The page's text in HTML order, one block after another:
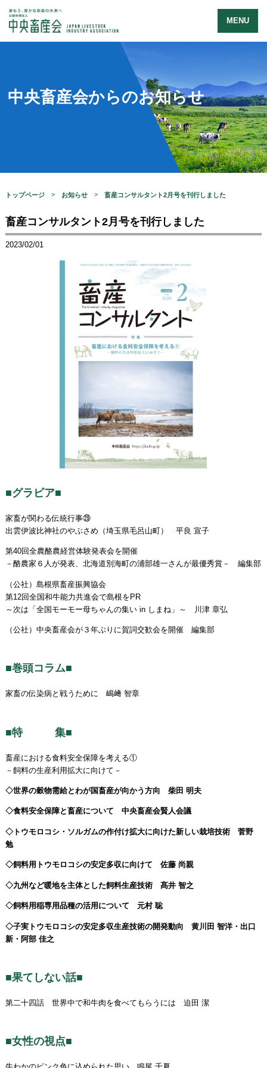
MENU
中央畜産会からのお知らせ
トップページ お知らせ 畜産コンサルタント2月号を刊行しました
畜産コンサルタント2月号を刊行しました
2023/02/01
■グラビア■
家畜が関わる伝統行事㉙
出雲伊波比神社のやぶさめ（埼玉県毛呂山町） 平良 宣子
第40回全農酪農経営体験発表会を開催
－酪農家６人が発表、北海道別海町の浦部雄一さんが最優秀賞－ 編集部
（公社）島根県畜産振興協会
第12回全国和牛能力共進会で島根をPR
～次は「全国モーモー母ちゃんの集い in しまね」～ 川津 章弘
（公社）中央畜産会が３年ぶりに賀詞交歓会を開催 編集部
■巻頭コラム■
家畜の伝染病と戦うために 嶋﨑 智章
■特 集■
畜産における食料安全保障を考える①
－飼料の生産利用拡大に向けて－
◇世界の穀物需給とわが国畜産が向かう方向 柴田 明夫
◇食料安全保障と畜産について 中央畜産会賢人会議
◇トウモロコシ・ソルガムの作付け拡大に向けた新しい栽培技術 菅野
勉
◇飼料用トウモロコシの安定多収に向けて 佐藤 尚親
◇九州など暖地を主体とした飼料生産技術 髙井 智之
◇飼料用稲専用品種の活用について 元村 聡
◇子実トウモロコシの安定多収生産技術の開発動向 黄川田 智洋・出口
新・阿部 佳之
■果てしない話■
第二十四話 世界中で和牛肉を食べてもらうには 迫田 潔
■女性の視点■